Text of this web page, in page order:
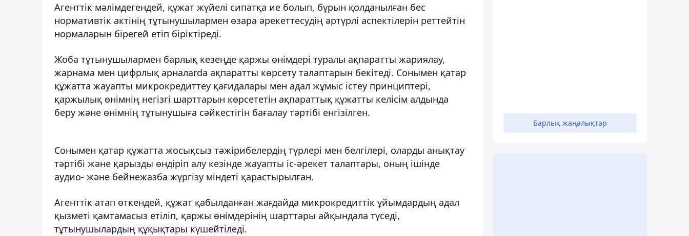
Агенттік мәлімдегендей, құжат жүйелі сипатқа ие болып, бұрын қолданылған бес
нормативтік актінің тұтынушылармен өзара әрекеттесудің әртүрлі аспектілерін реттейтін
нормаларын бірегей етіп біріктіреді.
Жоба тұтынушылармен барлық кезеңде қаржы өнімдері туралы ақпаратты жариялау,
жарнама мен цифрлық арналarda ақпаратты көрсету талаптарын бекітеді. Сонымен қатар
құжатта жауапты микрокредиттеу қағидалары мен адал жұмыс істеу принциптері,
қаржылық өнімнің негізгі шарттарын көрсететін ақпараттық құжатты келісім алдында
беру және өнімнің тұтынушыға сәйкестігін бағалау тәртібі енгізілген.
Сонымен қатар құжатта жосықсыз тәжірибелердің түрлері мен белгілері, оларды анықтау
тәртібі және қарызды өндіріп алу кезінде жауапты іс-әрекет талаптары, оның ішінде
аудио- және бейнежазба жүргізу міндеті қарастырылған.
Агенттік атап өткендей, құжат қабылданған жағдайда микрокредиттік ұйымдардың адал
қызметі қамтамасыз етіліп, қаржы өнімдерінің шарттары айқындала түседі,
тұтынушылардың құқықтары күшейтіледі.
Барлық жаңалықтар